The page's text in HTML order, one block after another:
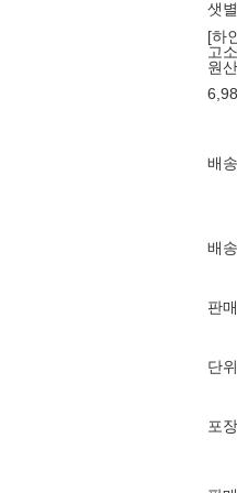
샛
[하
고
원
배송
배
판
단
포